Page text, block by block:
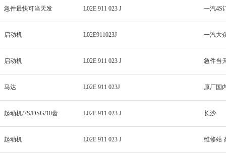
急件最快可当天发 L02E 911 023 J 一汽4S
启动机 L02E911023J 一汽大
启动机 L02E 911 023 J 急件当
马达 L02E 911 023J 原厂国
起动机/7S/DSG/10齿 L02E 911 023 J 长沙
起动机 L02E 911 023 J 维修站